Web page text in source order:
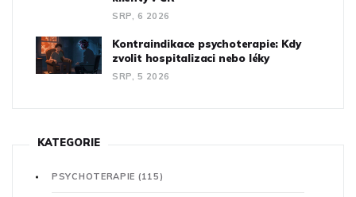
SRP, 6 2026
Kontraindikace psychoterapie: Kdy
zvolit hospitalizaci nebo léky
SRP, 5 2026
KATEGORIE
PSYCHOTERAPIE (115)